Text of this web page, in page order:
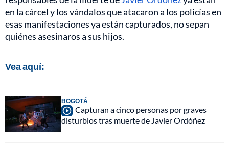
en la cárcel y los vándalos que atacaron a los policías en
esas manifestaciones ya están capturados, no sepan
quiénes asesinaros a sus hijos.
Vea aquí:
BOGOTÁ
Capturan a cinco personas por graves
disturbios tras muerte de Javier Ordóñez